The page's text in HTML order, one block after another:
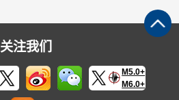
关注我们
M5.0+
M6.0+